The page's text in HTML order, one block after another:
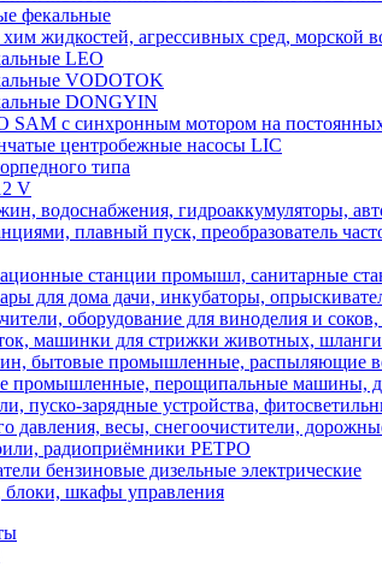
фекальные
жидкостей, агрессивных сред, морской
LEO
VODOTOK
DONGYIN
с синхронным мотором на
центробежные насосы LIC
типа
V
водоснабжения, гидроаккумуляторы,
плавный пуск, преобразователь
станции промышл, санитарные
для дома дачи, инкубаторы,
оборудование для виноделия и
машинки для стрижки животных, шланги
бытовые промышленные, распыляющие
перощипальные машины,
пуско-зарядные устройства,
весы, снегоочистители,
радиоприёмники РЕТРО
бензиновые дизельные электрические
шкафы управления